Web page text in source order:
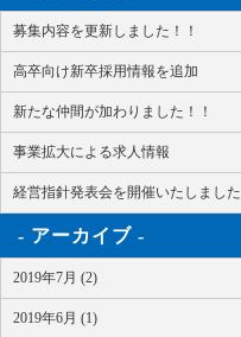
募集内容を更新しました！！
高卒向け新卒採用情報を追加
新たな仲間が加わりました！！
事業拡大による求人情報
経営指針発表会を開催いたしました
アーカイブ
2019年7月 (2)
2019年6月 (1)